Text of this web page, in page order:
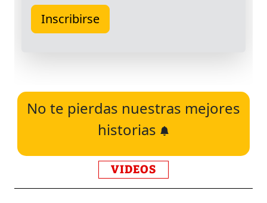
No te pierdas nuestras mejores
historias
VIDEOS